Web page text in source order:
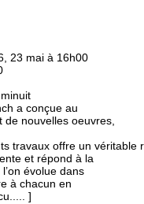
23 mai à 16h00
a conçue au
de nouvelles oeuvres,
travaux offre un véritable
et répond à la
évolue dans
à chacun en
]